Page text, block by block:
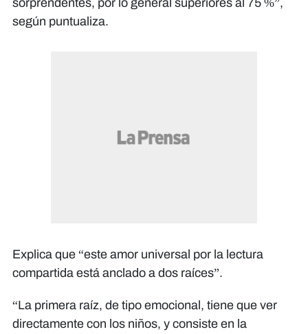
sorprendentes, por lo general superiores al 75 %”,
según puntualiza.
Explica que “este amor universal por la lectura
compartida está anclado a dos raíces”.
“La primera raíz, de tipo emocional, tiene que ver
directamente con los niños, y consiste en la